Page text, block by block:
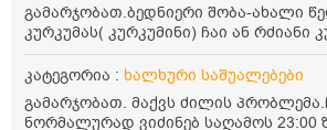
გამარჯობათ.ბედნიერი შობა-ახალი
კურკუმას( კურკუმინი) ჩაი ან რძიანი
წესი. მაინტერესებდა და წავიკითხე
კურკუმას გააჩნია ანთების
დამამშვიდებელი და
უნდა მივიღოთო ცხიმთან და შავ
კატეგორია : ხალხური საშუალებები
გამარჯობათ. მაქვს ძილის
ნორმალურად ვიძინებ საღამოს 23:00